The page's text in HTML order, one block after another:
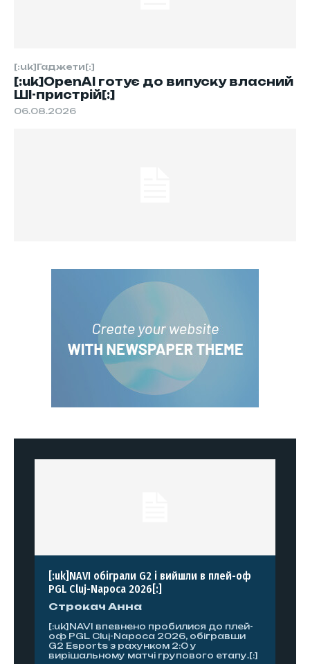
[:uk]Гаджети[:]
[:uk]OpenAI готує до випуску власний
ШІ-пристрій[:]
06.08.2026
[:uk]NAVI обіграли G2 і вийшли в плей-оф
PGL Cluj-Napoca 2026[:]
Строкач Анна
[:uk]NAVI впевнено пробилися до плей-
оф PGL Cluj-Napoca 2026, обігравши
G2 Esports з рахунком 2:0 у
вирішальному матчі групового етапу.[:]